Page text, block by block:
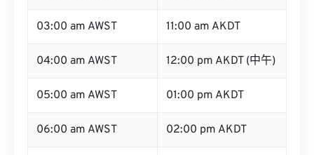
03:00 am AWST 11:00 am AKDT
04:00 am AWST 12:00 pm AKDT (中午)
05:00 am AWST 01:00 pm AKDT
06:00 am AWST 02:00 pm AKDT